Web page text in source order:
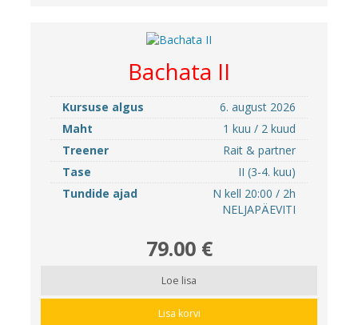
Bachata II
Kursuse algus
6. august 2026
Maht
1 kuu / 2 kuud
Treener
Rait & partner
Tase
II (3-4. kuu)
Tundide ajad
N kell 20:00 / 2h
NELJAPÄEVITI
79.00 €
Loe lisa
Lisa korvi